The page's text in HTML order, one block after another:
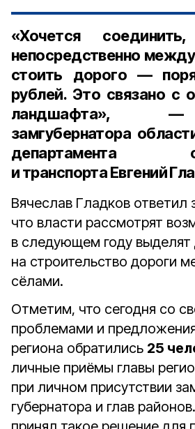
«Хочется
непосредственно
стоить дорого —
рублей. Это связано с
ландшафта»,
замгубернатора
департамента
и транспорта Евгений
Вячеслав Гладков ответил
что власти рассмотрят
в следующем году выделят
на строительство дороги
сёлами.
Отметим, что сегодня со
проблемами и
региона обратились 25
личные приёмы главы
при личном присутствии
губернатора и глав